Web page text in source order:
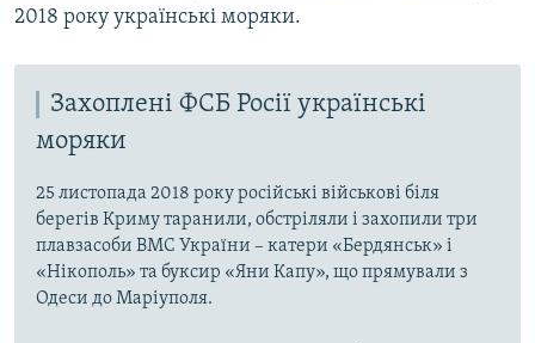
2018 року українські моряки.
Захоплені ФСБ Росії українські
моряки
25 листопада 2018 року російські військові біля
берегів Криму таранили, обстріляли і захопили три
плавзасоби ВМС України – катери «Бердянськ» і
«Нікополь» та буксир «Яни Капу», що прямували з
Одеси до Маріуполя.